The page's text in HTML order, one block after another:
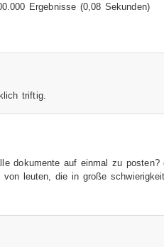
Ergebnisse (0,08 Sekunden)
triftig.
dokumente auf einmal zu posten?
leuten, die in große